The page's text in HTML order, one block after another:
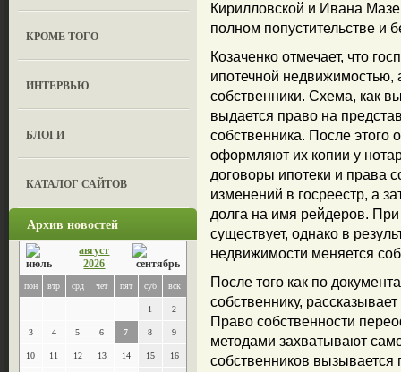
КРОМЕ ТОГО
ИНТЕРВЬЮ
БЛОГИ
КАТАЛОГ САЙТОВ
Архив новостей
август
2026
пон втр срд чет пят суб вск
1 2
3 4 5 6 7 8 9
10 11 12 13 14 15 16
Кирилловской и Ивана
полном попустительстве и
Козаченко отмечает, что
ипотечной недвижимостью,
собственники. Схема, как
выдается право на
собственника. После этого
оформляют их копии у
договоры ипотеки и права
изменений в госреестр, а
долга на имя рейдеров. При
существует, однако в
недвижимости меняется
После того как по
собственнику,
Право собственности
методами захватывают
собственников